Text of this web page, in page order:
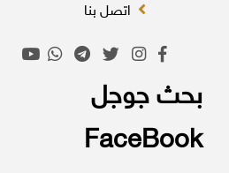
اتصل بنا
بحث جوجل
FaceBook